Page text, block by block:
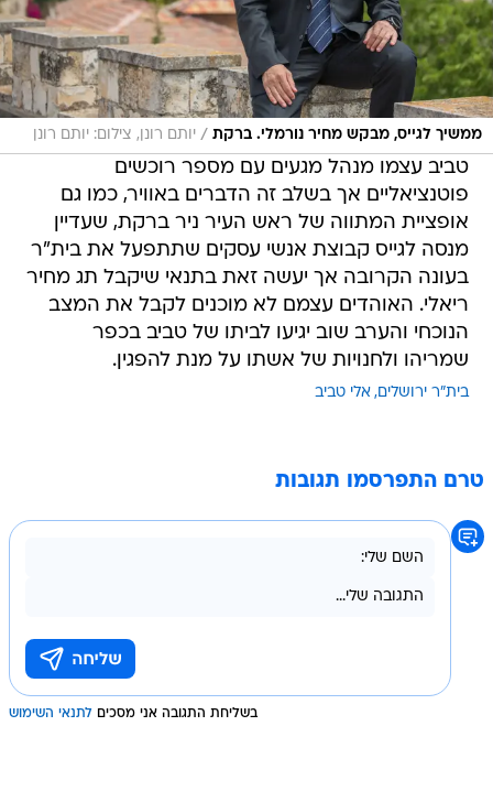
ממשיך לגייס, מבקש מחיר נורמלי. ברקת / יותם רונן, צילום: יותם רונן
טביב עצמו מנהל מגעים עם מספר רוכשים
פוטנציאליים אך בשלב זה הדברים באוויר, כמו גם
אופציית המתווה של ראש העיר ניר ברקת, שעדיין
מנסה לגייס קבוצת אנשי עסקים שתתפעל את בית"ר
בעונה הקרובה אך יעשה זאת בתנאי שיקבל תג מחיר
ריאלי. האוהדים עצמם לא מוכנים לקבל את המצב
הנוכחי והערב שוב יגיעו לביתו של טביב בכפר
שמריהו ולחנויות של אשתו על מנת להפגין.
בית"ר ירושלים אלי טביב
טרם התפרסמו תגובות
בשליחת התגובה אני מסכים לתנאי השימוש